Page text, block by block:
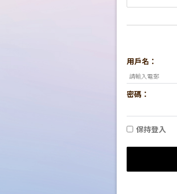
用戶名：
密碼：
保持登入